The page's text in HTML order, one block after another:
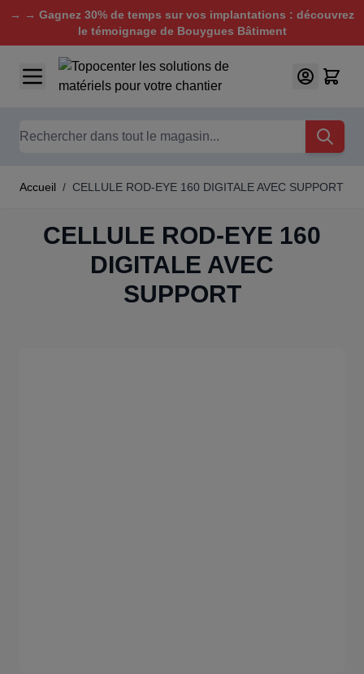
→ → Gagnez 30% de temps sur vos implantations : découvrez
le témoignage de Bouygues Bâtiment
Aller au contenu
Chercher
Accueil / CELLULE ROD-EYE 160 DIGITALE AVEC SUPPORT
CELLULE ROD-EYE 160
DIGITALE AVEC
SUPPORT